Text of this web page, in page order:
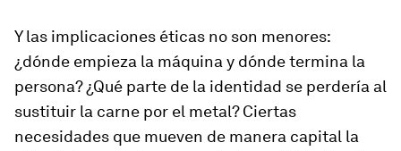
Y las implicaciones éticas no son menores:
¿dónde empieza la máquina y dónde termina la
persona? ¿Qué parte de la identidad se perdería al
sustituir la carne por el metal? Ciertas
necesidades que mueven de manera capital la